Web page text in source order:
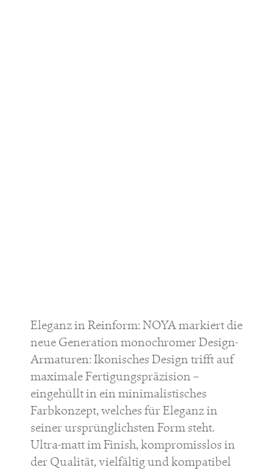
Eleganz in Reinform: NOYA markiert die
neue Generation monochromer Design-
Armaturen: Ikonisches Design trifft auf
maximale Fertigungspräzision –
eingehüllt in ein minimalistisches
Farbkonzept, welches für Eleganz in
seiner ursprünglichsten Form steht.
Ultra-matt im Finish, kompromisslos in
der Qualität, vielfältig und kompatibel